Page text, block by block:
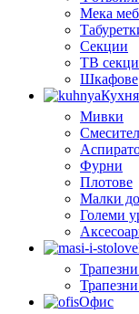
Мека
Секции
ТВ
Шкафове
Кухня
Мивки
Фурни
Плотове
Малки
Големи
Офис